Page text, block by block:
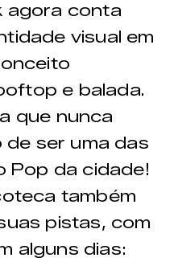
agora conta
visual em
e balada.
que nunca
de ser uma das
Pop da cidade!
também
pistas, com
alguns dias: